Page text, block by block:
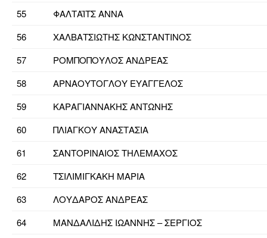
55
ΦΑΛΤΑΪΤΣ ΑΝΝΑ
56
ΧΑΛΒΑΤΣΙΩΤΗΣ ΚΩΝΣΤΑΝΤΙΝΟΣ
57
ΡΟΜΠΟΠΟΥΛΟΣ ΑΝΔΡΕΑΣ
58
ΑΡΝΑΟΥΤΟΓΛΟΥ ΕΥΑΓΓΕΛΟΣ
59
ΚΑΡΑΓΙΑΝΝΑΚΗΣ ΑΝΤΩΝΗΣ
60
ΠΛΙΑΓΚΟΥ ΑΝΑΣΤΑΣΙΑ
61
ΣΑΝΤΟΡΙΝΑΙΟΣ ΤΗΛΕΜΑΧΟΣ
62
ΤΣΙΛΙΜΙΓΚΑΚΗ ΜΑΡΙΑ
63
ΛΟΥΔΑΡΟΣ ΑΝΔΡΕΑΣ
64
ΜΑΝΔΑΛΙΔΗΣ ΙΩΑΝΝΗΣ – ΣΕΡΓΙΟΣ